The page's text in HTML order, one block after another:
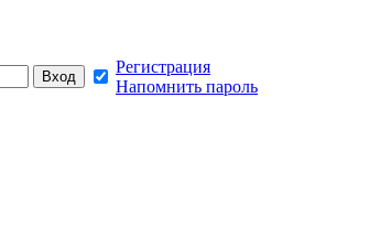
Регистрация
Напомнить пароль